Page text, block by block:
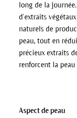
long de la
d’extraits
naturels de
peau, tout en
précieux extraits
renforcent la
Aspect de peau